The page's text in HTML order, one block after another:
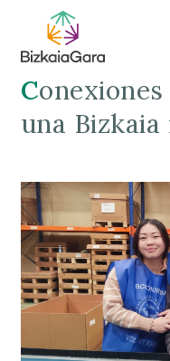
Conexiones productivas por
una